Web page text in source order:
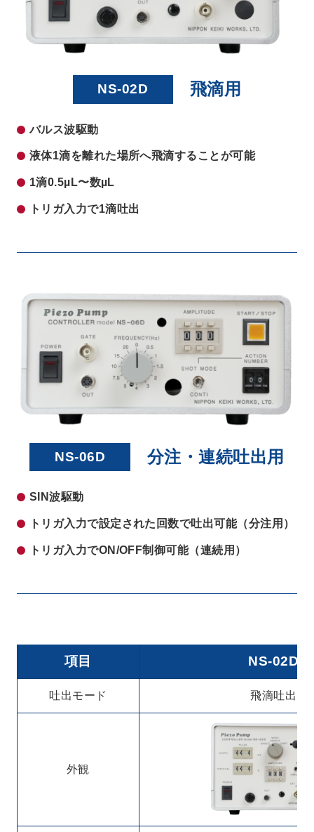
NS-02D 飛滴用
バルス波駆動
液体1滴を離れた場所へ飛滴することが可能
1滴0.5µL〜数µL
トリガ入力で1滴吐出
NS-06D 分注・連続吐出用
SIN波駆動
トリガ入力で設定された回数で吐出可能（分注用）
トリガ入力でON/OFF制御可能（連続用）
項目 NS-02D
吐出モード 飛滴吐出
外観